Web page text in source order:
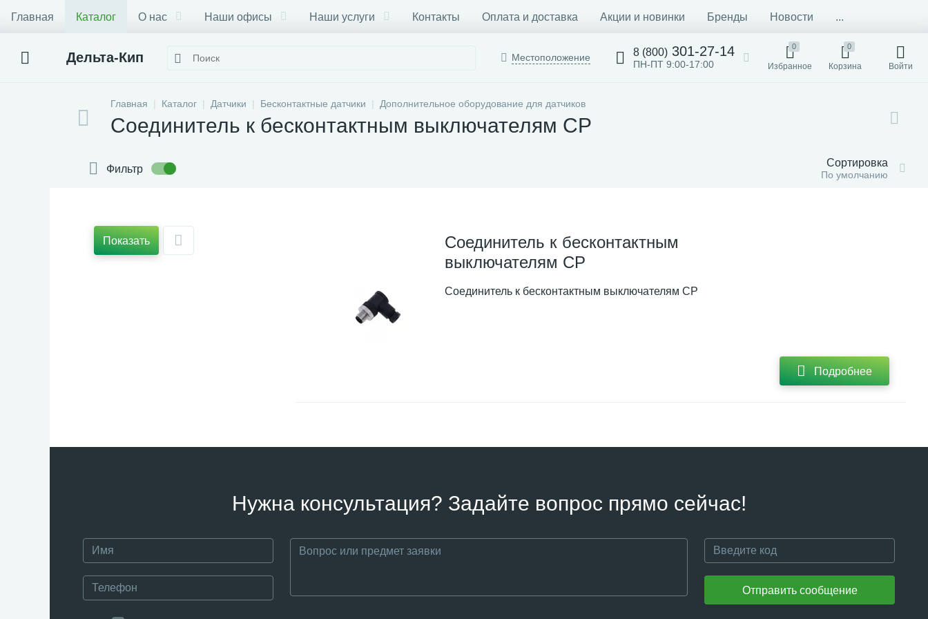
Главная Каталог О нас Наши офисы Наши услуги Контакты Оплата и доставка Акции и новинки Бренды Новости ...
Дельта-Кип Местоположение 8 (800) 301-27-14
ПН-ПТ 9:00-17:00
0
Избранное
0
Корзина Войти
Главная Каталог Датчики Бесконтактные датчики Дополнительное оборудование для датчиков
Соединитель к бесконтактным выключателям CP
Фильтр Сортировка
По умолчанию
Показать
Соединитель к бесконтактным
выключателям CP
Соединитель к бесконтактным выключателям CP
Подробнее
Нужна консультация? Задайте вопрос прямо сейчас!
Отправить сообщение